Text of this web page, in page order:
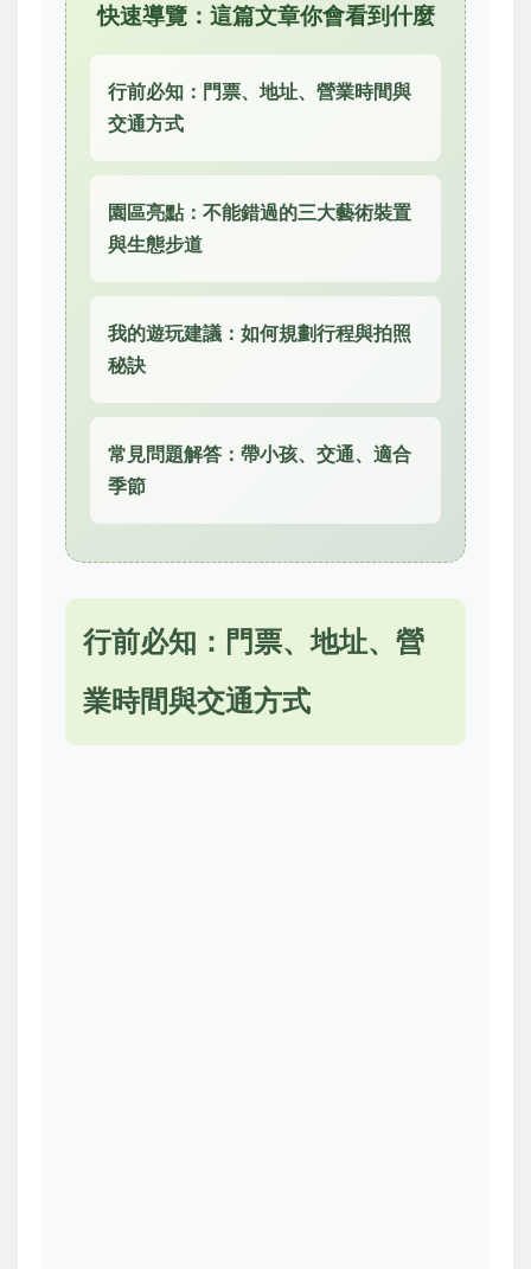
快速導覽：這篇文章你會看到什麼
行前必知：門票、地址、營業時間與
交通方式
園區亮點：不能錯過的三大藝術裝置
與生態步道
我的遊玩建議：如何規劃行程與拍照
秘訣
常見問題解答：帶小孩、交通、適合
季節
行前必知：門票、地址、營
業時間與交通方式